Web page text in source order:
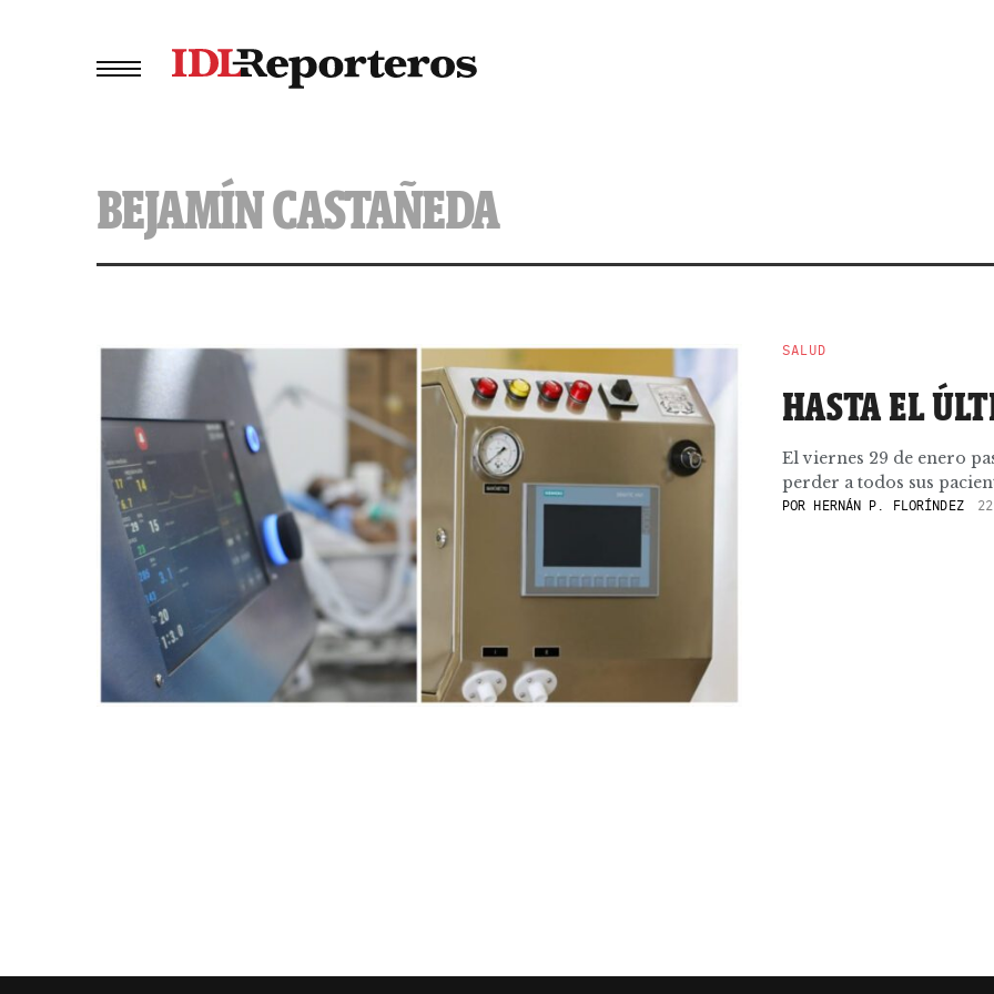
BEJAMÍN CASTAÑEDA
SALUD
HASTA EL
El viernes 29 de enero
perder a todos sus
POR HERNÁN P. FLORÍNDEZ